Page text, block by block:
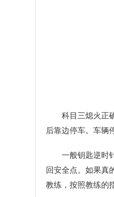
科目三熄火正
后靠边停车。车辆
一般钥匙逆时
回安全点。如果真
教练，按照教练的